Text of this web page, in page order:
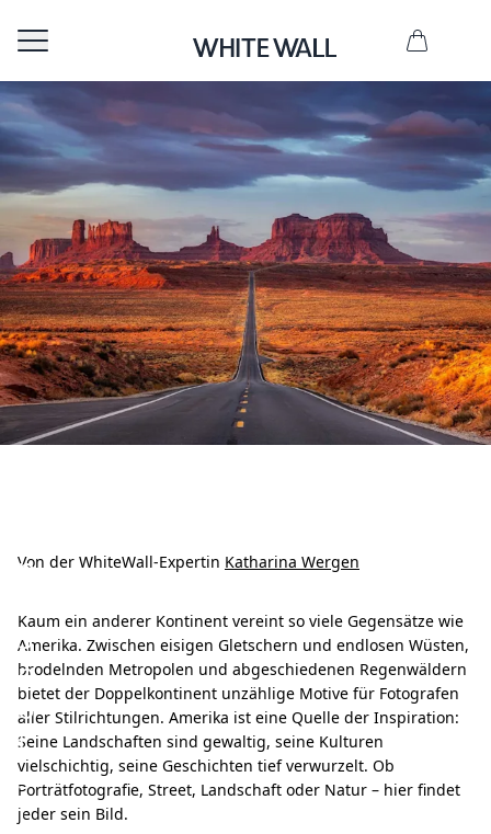
p
S
p
o
t
s
f
Von der WhiteWall-Expertin Katharina Wergen
Kaum ein anderer Kontinent vereint so viele Gegensätze wie
Amerika. Zwischen eisigen Gletschern und endlosen Wüsten,
brodelnden Metropolen und abgeschiedenen Regenwäldern
bietet der Doppelkontinent unzählige Motive für Fotografen
aller Stilrichtungen. Amerika ist eine Quelle der Inspiration:
Seine Landschaften sind gewaltig, seine Kulturen
vielschichtig, seine Geschichten tief verwurzelt. Ob
Porträtfotografie, Street, Landschaft oder Natur – hier findet
jeder sein Bild.